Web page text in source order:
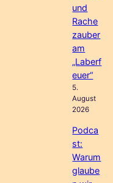
und
Rache
zauber
am
„Laberf
euer“
5.
August
2026
Podca
st:
Warum
glaube